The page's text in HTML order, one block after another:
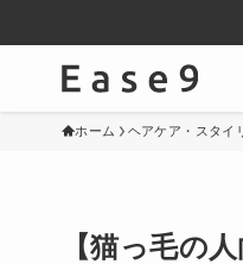
ホーム ヘアケア・スタイ
【猫っ毛の